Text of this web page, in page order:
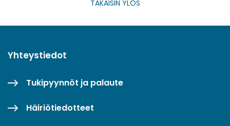
TAKAISIN YLÖS
Yhteystiedot
Tukipyynnöt ja palaute
Häiriötiedotteet